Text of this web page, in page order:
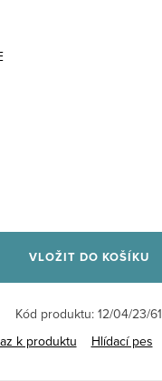
VLOŽIT DO KOŠÍKU
Kód produktu: 12/04/23/61
k produktu
Hlídací pes